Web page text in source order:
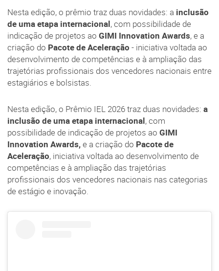
Nesta edição, o prêmio traz duas novidades: a inclusão
de uma etapa internacional, com possibilidade de
indicação de projetos ao GIMI Innovation Awards, e a
criação do Pacote de Aceleração - iniciativa voltada ao
desenvolvimento de competências e à ampliação das
trajetórias profissionais dos vencedores nacionais entre
estagiários e bolsistas.
Nesta edição, o Prêmio IEL 2026 traz duas novidades: a
inclusão de uma etapa internacional, com
possibilidade de indicação de projetos ao GIMI
Innovation Awards,e a criação do Pacote de
Aceleração, iniciativa voltada ao desenvolvimento de
competências e à ampliação das trajetórias
profissionais dos vencedores nacionais nas categorias
de estágio e inovação.